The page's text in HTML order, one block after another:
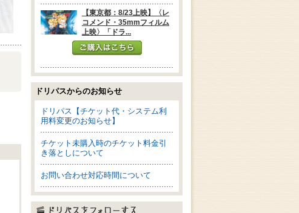
【東京都：8/23上映】〈レ
コメンド・35mmフィルム
上映〉「ドラ...
ドリパスからのお知らせ
ドリパス【チケット代・システム利
用料変更のお知らせ】
チケット未購入時のチケット料金引
き落としについて
お問い合わせ対応時間について